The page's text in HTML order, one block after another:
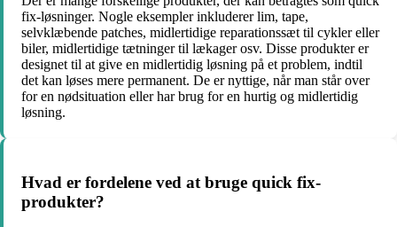
fix-løsninger. Nogle eksempler inkluderer lim, tape,
selvklæbende patches, midlertidige reparationssæt til cykler eller
biler, midlertidige tætninger til lækager osv. Disse produkter er
designet til at give en midlertidig løsning på et problem, indtil
det kan løses mere permanent. De er nyttige, når man står over
for en nødsituation eller har brug for en hurtig og midlertidig
løsning.
Hvad er fordelene ved at bruge quick fix-
produkter?